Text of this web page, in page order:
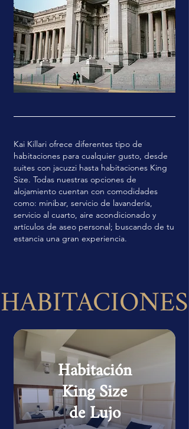
Kai Killari ofrece diferentes tipo de
habitaciones para cualquier gusto, desde
suites con jacuzzi hasta habitaciones King
Size. Todas nuestras opciones de
alojamiento cuentan con comodidades
como: minibar, servicio de lavandería,
servicio al cuarto, aire acondicionado y
artículos de aseo personal; buscando de tu
estancia una gran experiencia.
HABITACIONES
Habitación
King Size
de Lujo